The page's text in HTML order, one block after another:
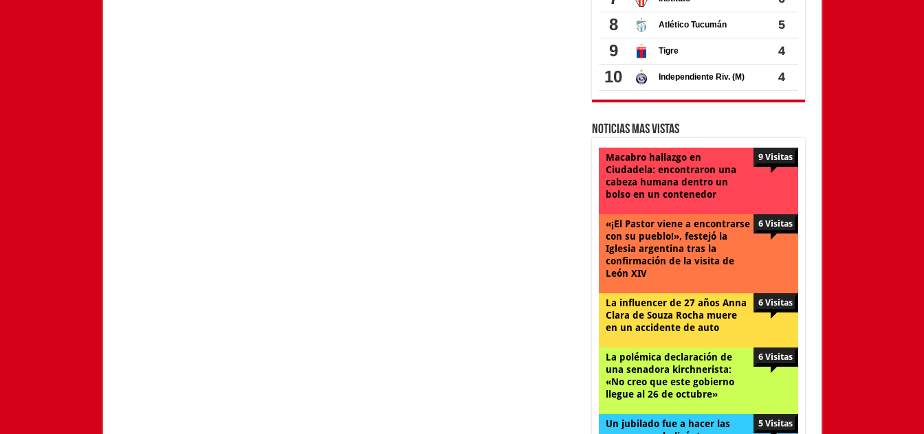
Noticias Mas Vistas
Macabro hallazgo en
Ciudadela: encontraron una
cabeza humana dentro un
bolso en un contenedor
9 Visitas
«¡El Pastor viene a encontrarse
con su pueblo!», festejó la
Iglesia argentina tras la
confirmación de la visita de
León XIV
6 Visitas
La influencer de 27 años Anna
Clara de Souza Rocha muere
en un accidente de auto
6 Visitas
La polémica declaración de
una senadora kirchnerista:
«No creo que este gobierno
llegue al 26 de octubre»
6 Visitas
Un jubilado fue a hacer las
5 Visitas